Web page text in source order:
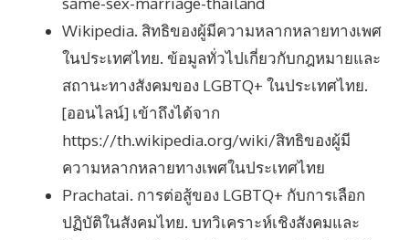
Wikipedia. สิทธิของผู้มีความหลากหลายทางเพศ
ในประเทศไทย. ข้อมูลทั่วไปเกี่ยวกับกฎหมายและ
สถานะทางสังคมของ LGBTQ+ ในประเทศไทย.
[ออนไลน์] เข้าถึงได้จาก
https://th.wikipedia.org/wiki/สิทธิของผู้มี
ความหลากหลายทางเพศในประเทศไทย
Prachatai. การต่อสู้ของ LGBTQ+ กับการเลือก
ปฏิบัติในสังคมไทย. บทวิเคราะห์เชิงสังคมและ